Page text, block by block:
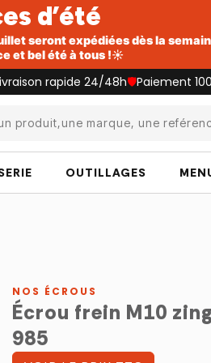
d’été
seront expédiées dès la
et bel été à tous !☀️
rapide 24/48h🛡️Paiement
produit,une marque, une
OUTILLAGES
NOS ÉCROUS
Écrou frein M10
985